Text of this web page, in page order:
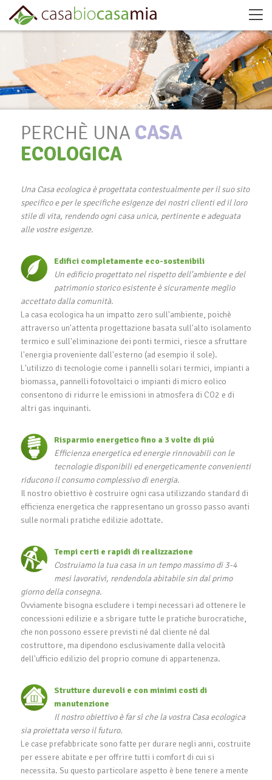
PERCHÈ UNA CASA
ECOLOGICA
Una Casa ecologica è progettata contestualmente per il suo sito
specifico e per le specifiche esigenze dei nostri clienti ed il loro
stile di vita, rendendo ogni casa unica, pertinente e adeguata
alle vostre esigenze.
Edifici completamente eco-sostenibili
Un edificio progettato nel rispetto dell'ambiente e del
patrimonio storico esistente è sicuramente meglio
accettato dalla comunità.
La casa ecologica ha un impatto zero sull'ambiente, poichè
attraverso un'attenta progettazione basata sull'alto isolamento
termico e sull'eliminazione dei ponti termici, riesce a sfruttare
l'energia proveniente dall'esterno (ad esempio il sole).
L'utilizzo di tecnologie come i pannelli solari termici, impianti a
biomassa, pannelli fotovoltaici o impianti di micro eolico
consentono di ridurre le emissioni in atmosfera di CO2 e di
altri gas inquinanti.
Risparmio energetico fino a 3 volte di piú
Efficienza energetica ed energie rinnovabili con le
tecnologie disponibili ed energeticamente convenienti
riducono il consumo complessivo di energia.
Il nostro obiettivo è costruire ogni casa utilizzando standard di
efficienza energetica che rappresentano un grosso passo avanti
sulle normali pratiche edilizie adottate.
Tempi certi e rapidi di realizzazione
Costruiamo la tua casa in un tempo massimo di 3-4
mesi lavorativi, rendendola abitabile sin dal primo
giorno della consegna.
Ovviamente bisogna escludere i tempi necessari ad ottenere le
concessioni edilizie e a sbrigare tutte le pratiche burocratiche,
che non possono essere previsti né dal cliente né dal
costruttore, ma dipendono esclusivamente dalla velocità
dell'ufficio edilizio del proprio comune di appartenenza.
Strutture durevoli e con minimi costi di
manutenzione
Il nostro obiettivo è far sì che la vostra Casa ecologica
sia proiettata verso il futuro.
Le case prefabbricate sono fatte per durare negli anni, costruite
per essere abitate e per offrire tutti i comfort di cui si
necessita. Su questo particolare aspetto è bene tenere a mente